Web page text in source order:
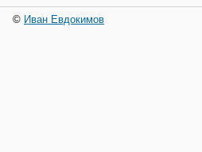
© Иван Евдокимов